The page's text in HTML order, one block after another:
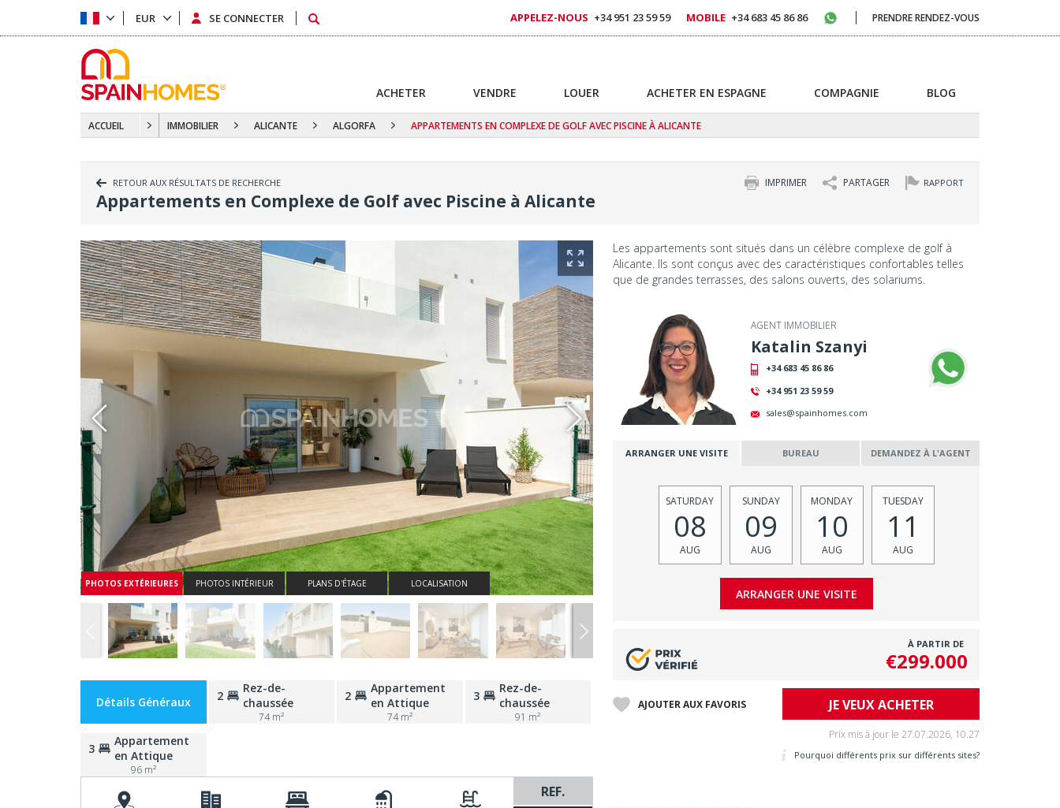
ACCUEIL IMMOBILIER ALICANTE ALGORFA APPARTEMENTS EN COMPLEXE DE GOLF AVEC PISCINE À ALICANTE
RETOUR AUX RÉSULTATS DE RECHERCHE RAPPORT
PARTAGER
IMPRIMER
Appartements en Complexe de Golf avec Piscine à Alicante
PHOTOS EXTÉRIEURES PHOTOS INTÉRIEUR PLANS D'ÉTAGE LOCALISATION
Détails Généraux 2
Rez-de-
chaussée
74 m²
2
Appartement
en Attique
74 m²
3
Rez-de-
chaussée
91 m²
3
Appartement
en Attique
96 m²
REF.
Les appartements sont situés dans un célèbre complexe de golf à
Alicante. Ils sont conçus avec des caractéristiques confortables telles
que de grandes terrasses, des salons ouverts, des solariums.
AGENT IMMOBILIER
Katalin Szanyi
+34 683 45 86 86
+34 951 23 59 59
sales@spainhomes.com
Whatsapp
ARRANGER UNE VISITE BUREAU DEMANDEZ À L'AGENT
SATURDAY
08
AUG
SUNDAY
09
AUG
MONDAY
10
AUG
TUESDAY
11
AUG
À PARTIR DE
€299.000
AJOUTER AUX FAVORIS JE VEUX ACHETER
Prix mis à jour le 27.07.2026, 10.27
Pourquoi différents prix sur différents sites?
EUR SE CONNECTER APPELEZ-NOUS +34 951 23 59 59 MOBILE +34 683 45 86 86 PRENDRE RENDEZ-VOUS
ACHETER VENDRE LOUER ACHETER EN ESPAGNE COMPAGNIE BLOG